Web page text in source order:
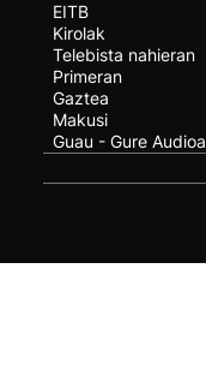
EITB
Kirolak
Telebista nahieran
Primeran
Gaztea
Makusi
Guau - Gure Audioa